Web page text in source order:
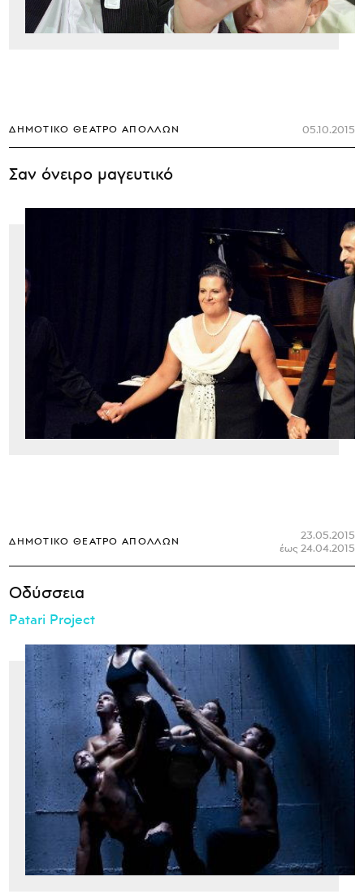
05.10.2015
ΔΗΜΟΤΙΚΌ ΘΈΑΤΡΟ ΑΠΌΛΛΩΝ
Σαν όνειρο μαγευτικό
23.05.2015
έως 24.04.2015
ΔΗΜΟΤΙΚΌ ΘΈΑΤΡΟ ΑΠΌΛΛΩΝ
Οδύσσεια
Patari Project